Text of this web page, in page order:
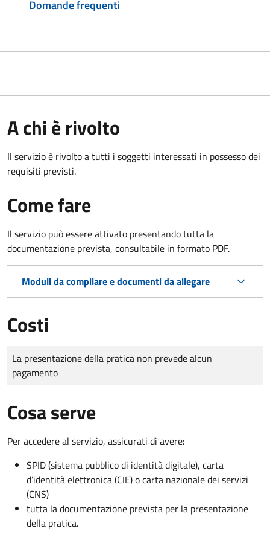
Domande frequenti
A chi è rivolto
Il servizio è rivolto a tutti i soggetti interessati in possesso dei
requisiti previsti.
Come fare
Il servizio può essere attivato presentando tutta la
documentazione prevista, consultabile in formato PDF.
Moduli da compilare e documenti da allegare
Costi
Tipo di pagamento
Importo
La presentazione della pratica non prevede alcun
pagamento
Cosa serve
Per accedere al servizio, assicurati di avere:
SPID (sistema pubblico di identità digitale), carta
d’identità elettronica (CIE) o carta nazionale dei servizi
(CNS)
tutta la documentazione prevista per la presentazione
della pratica.